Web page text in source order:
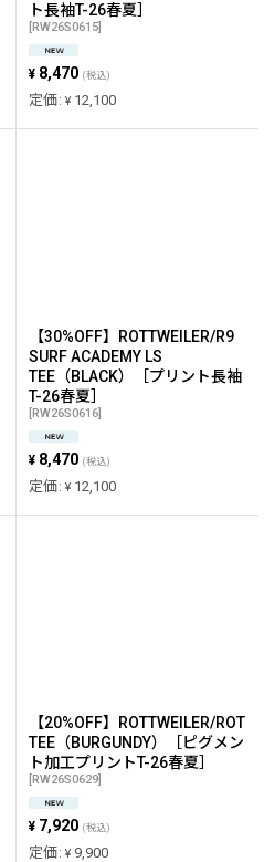
ト長袖T-26春夏］
[RW26S0615]
¥ 8,470 (税込)
定価: ¥ 12,100
【30%OFF】ROTTWEILER/R9
SURF ACADEMY LS
TEE（BLACK）［プリント長袖
T-26春夏］
[RW26S0616]
¥ 8,470 (税込)
定価: ¥ 12,100
【20%OFF】ROTTWEILER/ROT
TEE（BURGUNDY）［ピグメン
ト加工プリントT-26春夏］
[RW26S0629]
¥ 7,920 (税込)
定価: ¥ 9,900